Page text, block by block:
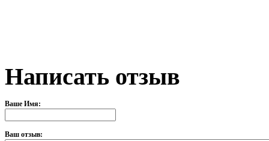
Написать отзыв
Ваше Имя:
Ваш отзыв: